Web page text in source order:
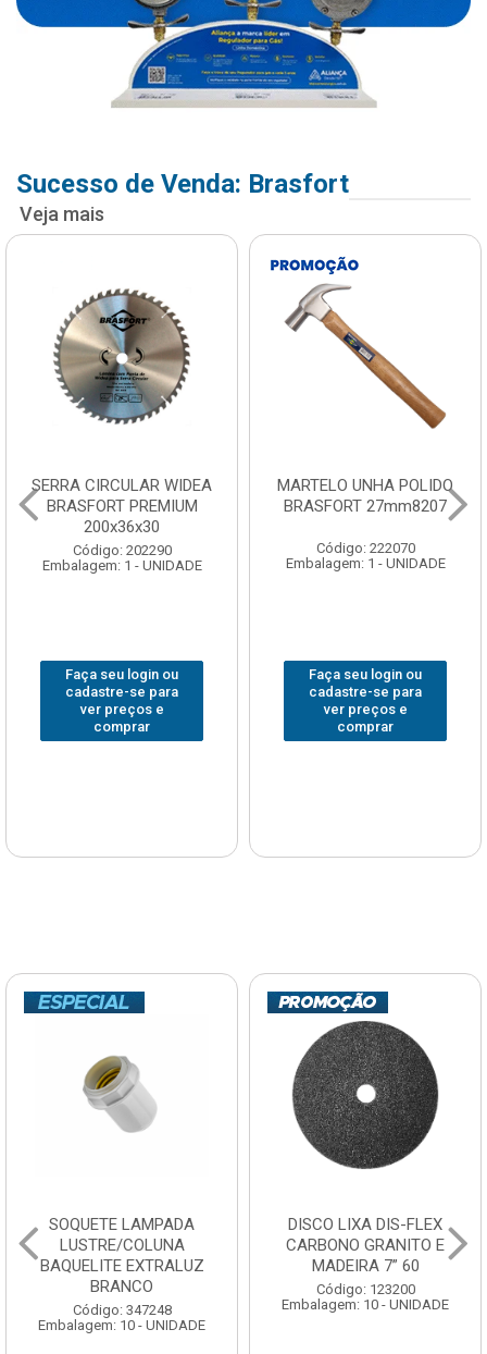
Sucesso de Venda: Brasfort
Veja mais
SERRA CIRCULAR WIDEA
BRASFORT PREMIUM
200x36x30
Código: 202290
Embalagem: 1 - UNIDADE
Faça seu login ou
cadastre-se para
ver preços e
comprar
MARTELO UNHA POLIDO
BRASFORT 27mm8207
Código: 222070
Embalagem: 1 - UNIDADE
Faça seu login ou
cadastre-se para
ver preços e
comprar
SOQUETE LAMPADA
LUSTRE/COLUNA
BAQUELITE EXTRALUZ
BRANCO
Código: 347248
Embalagem: 10 - UNIDADE
DISCO LIXA DIS-FLEX
CARBONO GRANITO E
MADEIRA 7” 60
Código: 123200
Embalagem: 10 - UNIDADE